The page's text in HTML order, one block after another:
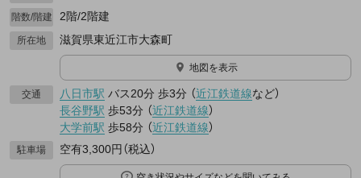
階数/階建 2階/2階建
所在地 滋賀県東近江市大森町
地図を表示
交通 八日市駅 バス20分 歩3分 （近江鉄道線など）
長谷野駅 歩53分 （近江鉄道線）
大学前駅 歩58分 （近江鉄道線）
駐車場 空有3,300円（税込）